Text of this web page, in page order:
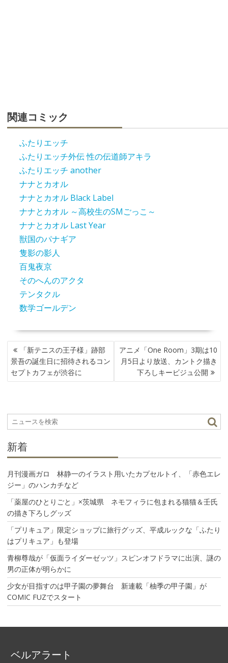
関連コミック
ふたりエッチ
ふたりエッチ外伝 性の伝道師アキラ
ふたりエッチ another
ナナとカオル
ナナとカオル Black Label
ナナとカオル ～高校生のSMごっこ～
ナナとカオル Last Year
獣国のパナギア
隻影の影人
百鬼夜京
そのへんのアクタ
テンタクル
数学ゴールデン
投
稿
ナ
ビ
シ
ョ
「新テニスの王子様」跡部
景吾の誕生日に招待されるコン
セプトカフェが渋谷に
アニメ「One Room」3期は10
月5日より放送、カントク描き
下ろしキービジュ公開
新着
月刊漫画ガロ 林静一のイラスト用いたカプセルトイ、「赤色エレ
ジー」のハンカチなど
「薬屋のひとりごと」×茨城県 ネモフィラに包まれる猫猫＆壬氏
の描き下ろしグッズ
「プリキュア」限定ショップに旅行グッズ、平成ルックな「ふたり
はプリキュア」も登場
青柳尊哉が「仮面ライダーゼッツ」スピンオフドラマに出演、謎の
男の正体が明らかに
少女が目指すのは甲子園の夢舞台 新連載「柚季の甲子園」が
COMIC FUZでスタート
ベルアラート